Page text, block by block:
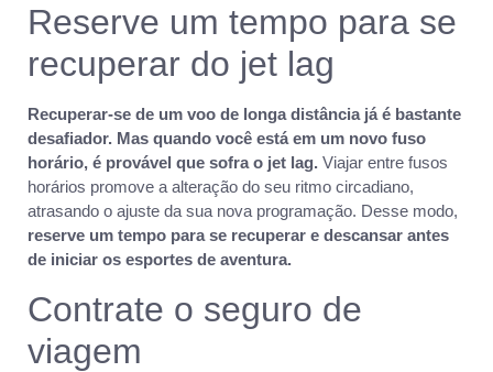
Reserve um tempo para se
recuperar do jet lag
Recuperar-se de um voo de longa distância já é bastante
desafiador. Mas quando você está em um novo fuso
horário, é provável que sofra o jet lag. Viajar entre fusos
horários promove a alteração do seu ritmo circadiano,
atrasando o ajuste da sua nova programação. Desse modo,
reserve um tempo para se recuperar e descansar antes
de iniciar os esportes de aventura.
Contrate o seguro de
viagem